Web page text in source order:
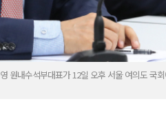
원내수석부대표가 12일 오후 서울 여의도 국